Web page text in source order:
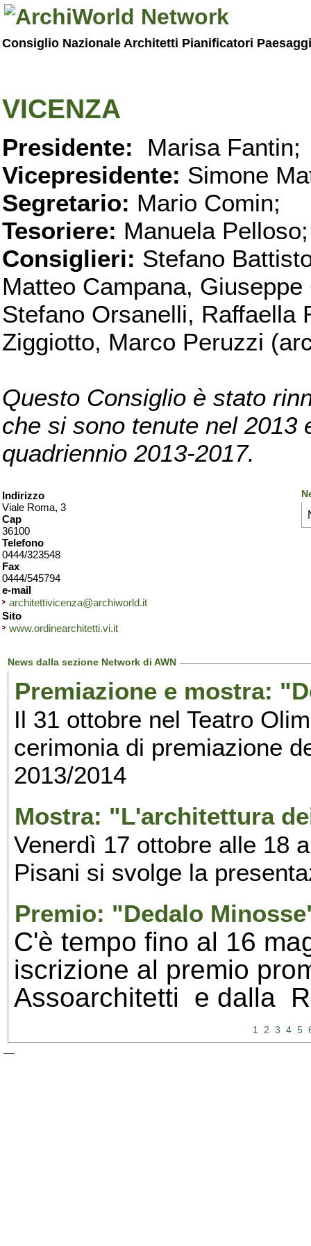
Consiglio Nazionale Architetti Pianificatori
VICENZA
Presidente:
Marisa Fantin;
Vicepresidente: Simone
Segretario: Mario Comin;
Tesoriere: Manuela Pelloso;
Consiglieri: Stefano
Matteo Campana,
Stefano Orsanelli, Raffaella
Ziggiotto, Marco Peruzzi
Questo Consiglio è stato
che si sono tenute nel 2013
quadriennio 2013-2017.
Indirizzo
Viale Roma, 3
Cap
36100
Telefono
0444/323548
Fax
0444/545794
e-mail
architettivicenza@archiworld.it
Sito
www.ordinearchitetti.vi.it
News dalla sezione Network di AWN
Premiazione e mostra:
Il 31 ottobre nel Teatro
cerimonia di premiazione
2013/2014
Mostra: "L'architettura
Venerdì 17 ottobre alle 18
Pisani si svolge la
Premio: "Dedalo
C'è tempo fino al 16
iscrizione al premio
Assoarchitetti e dalla
1 2 3 4 5